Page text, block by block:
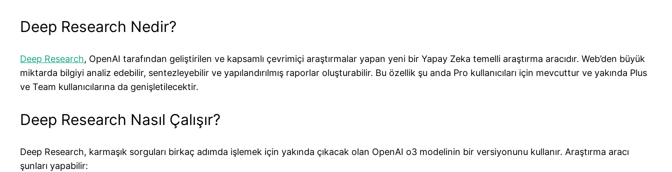
Deep Research Nedir?
Deep Research, OpenAI tarafından geliştirilen ve kapsamlı çevrimiçi araştırmalar yapan yeni bir Yapay Zeka temelli araştırma aracıdır. Web’den büyük
miktarda bilgiyi analiz edebilir, sentezleyebilir ve yapılandırılmış raporlar oluşturabilir. Bu özellik şu anda Pro kullanıcıları için mevcuttur ve yakında Plus
ve Team kullanıcılarına da genişletilecektir.
Deep Research Nasıl Çalışır?
Deep Research, karmaşık sorguları birkaç adımda işlemek için yakında çıkacak olan OpenAI o3 modelinin bir versiyonunu kullanır. Araştırma aracı
şunları yapabilir: